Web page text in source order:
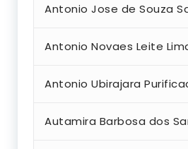
Antonio Jose de Souza
Antonio Novaes Leite
Antonio Ubirajara
Autamira Barbosa dos